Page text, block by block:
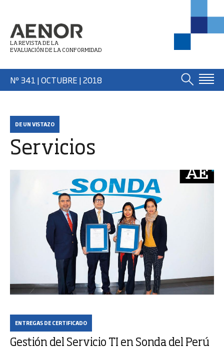
LA REVISTA DE LA
EVALUACIÓN DE LA CONFORMIDAD
Nº 341 | OCTUBRE | 2018
DE UN VISTAZO
Servicios
ENTREGAS DE CERTIFICADO
Gestión del Servicio TI en Sonda del Perú